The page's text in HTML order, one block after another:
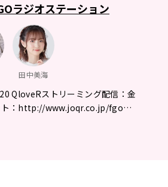
ラジオステーション
田中美海
QloveRストリーミング配信：金
ト：http://www.joqr.co.jp/fgo…